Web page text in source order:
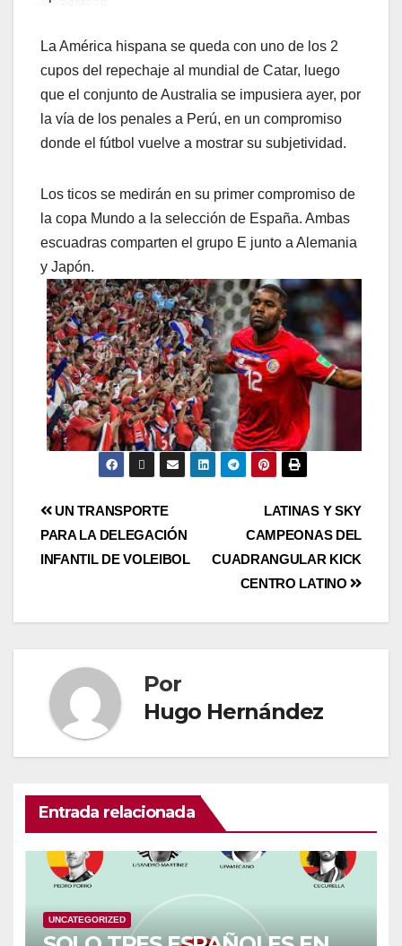
La América hispana se queda con uno de los 2
cupos del repechaje al mundial de Catar, luego
que el conjunto de Australia se impusiera ayer, por
la vía de los penales a Perú, en un compromiso
donde el fútbol vuelve a mostrar su subjetividad.
Los ticos se medirán en su primer compromiso de
la copa Mundo a la selección de España. Ambas
escuadras comparten el grupo E junto a Alemania
y Japón.
LATINAS Y SKY
CAMPEONAS DEL
CUADRANGULAR KICK
CENTRO LATINO
UN TRANSPORTE
PARA LA DELEGACIÓN
INFANTIL DE VOLEIBOL
Por
Hugo Hernández
Entrada relacionada
UNCATEGORIZED